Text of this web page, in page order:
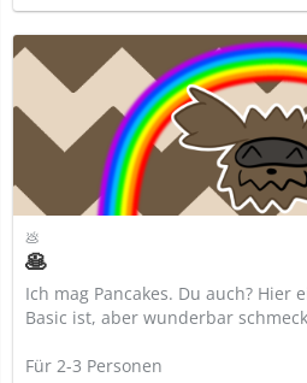
💩
🥞
Ich mag Pancakes. Du auch? Hier
Basic ist, aber wunderbar
Für 2-3 Personen